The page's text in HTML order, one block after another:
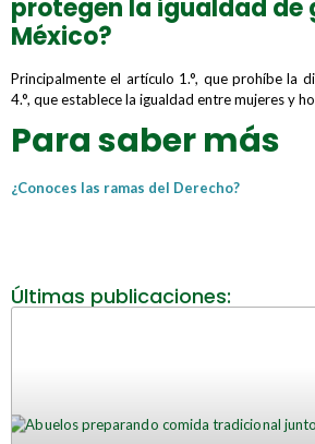
protegen la igualdad de
México?
Principalmente el artículo 1.°, que prohíbe la
4.°, que establece la igualdad entre mujeres y
Para saber más
¿Conoces las ramas del Derecho?
Últimas publicaciones: